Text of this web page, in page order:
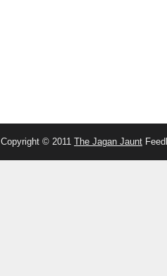
Copyright © 2011 The Jagan Jaunt